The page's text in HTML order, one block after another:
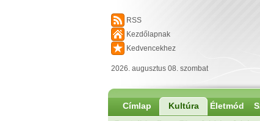
RSS
Kezdőlapnak
Kedvencekhez
2026. augusztus 08. szombat
Címlap Kultúra Életmód